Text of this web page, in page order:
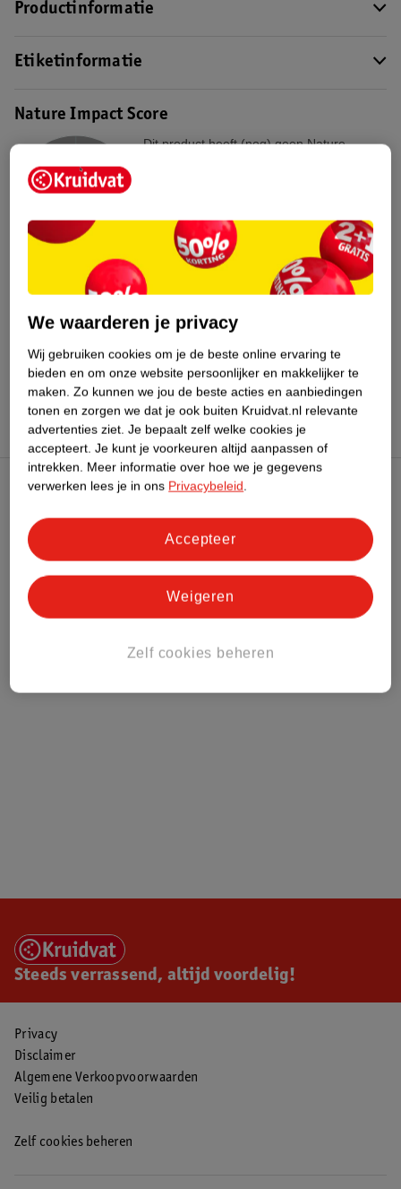
Productinformatie
Etiketinformatie
Nature Impact Score
Dit product heeft (nog) geen Nature
Bestel & Bezorginformatie
Bekijk ook
MeerDavitamon Alle Multivitamines
Klantenservice
Over Kruidvat
Steeds verrassend, altijd voordelig!
Privacy
Disclaimer
Algemene Verkoopvoorwaarden
Veilig betalen
Zelf cookies beheren
We waarderen je privacy
Wij gebruiken cookies om je de beste online ervaring te
bieden en om onze website persoonlijker en makkelijker te
maken. Zo kunnen we jou de beste acties en aanbiedingen
tonen en zorgen we dat je ook buiten Kruidvat.nl relevante
advertenties ziet. Je bepaalt zelf welke cookies je
accepteert. Je kunt je voorkeuren altijd aanpassen of
intrekken. Meer informatie over hoe we je gegevens
verwerken lees je in ons Privacybeleid.
Zelf cookies beheren
Weigeren
Accepteer